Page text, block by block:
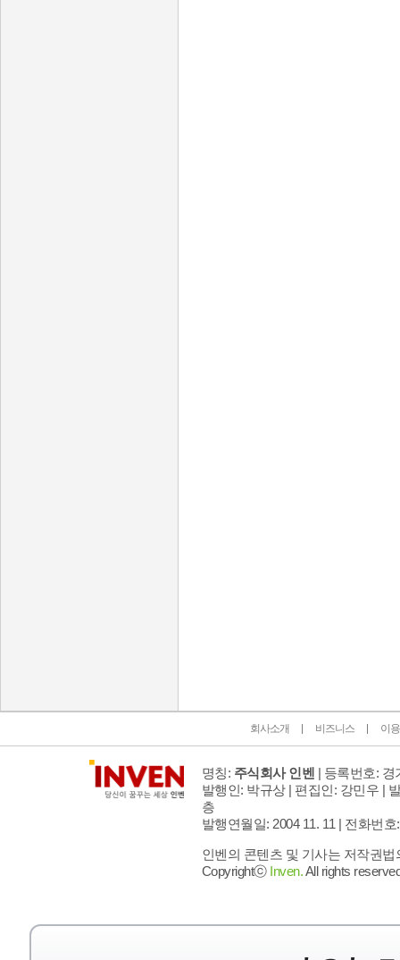
회사소개 비즈니스 이
명칭: 주식회사 인벤 | 등록번호: 경
발행인: 박규상 | 편집인: 강민우 |
층
발행연월일: 2004 11. 11 | 전화번호
인벤의 콘텐츠 및 기사는 저작권
Copyrightⓒ Inven.All rights